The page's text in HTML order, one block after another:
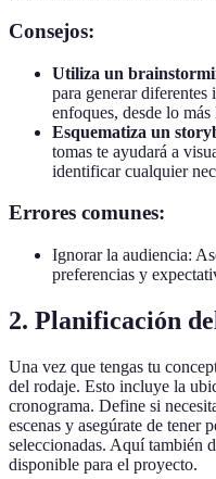
Consejos:
Utiliza un
para generar
enfoques, desde lo
Esquematiza un
tomas te ayudará a
identificar cualquier
Errores comunes:
Ignorar la audiencia:
preferencias y
2. Planificación
Una vez que tengas tu
del rodaje. Esto incluye la
cronograma. Define si
escenas y asegúrate de tener
seleccionadas. Aquí también
disponible para el proyecto.